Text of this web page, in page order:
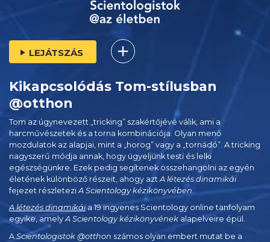
LEJÁTSZÁS
Kikapcsolódás Tom-stílusban
@otthon
Tom az úgynevezett „tricking” szakértőjévé válik, ami a
harcművészetek és a torna kombinációja. Olyan menő
mozdulatok az alapjai, mint a „horog” vagy a „tornádó”. A tricking
nagyszerű módja annak, hogy ügyeljünk testi és lelki
egészségünkre. Ezek pedig segítenek összehangolni az egyén
életének különböző részeit, ahogy azt A létezés dinamikái
fejezet részletezi A Scientology kézikönyvében
A létezés dinamikáia 19 ingyenes Scientology online tanfolyam
egyike, amelyA Scientology kézikönyvének alapelveire épül.
A Scientologistok @otthon számos olyan embert mutat be a